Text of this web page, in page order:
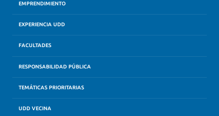
EMPRENDIMIENTO
EXPERIENCIA UDD
FACULTADES
RESPONSABILIDAD PÚBLICA
TEMÁTICAS PRIORITARIAS
UDD VECINA